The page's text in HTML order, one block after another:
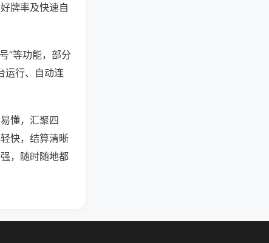
牌率及快速自
”等功能，部分
运行、自动连
懂，汇聚四
快，结算清晰
，随时随地都